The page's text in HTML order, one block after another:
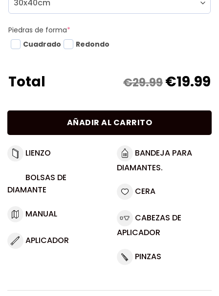
Piedras de forma*
Cuadrado
Redondo
Total €29.99€19.99
AÑADIR AL CARRITO
LIENZO
BOLSAS DE
DIAMANTE
MANUAL
APLICADOR
BANDEJA PARA
DIAMANTES.
CERA
CABEZAS DE
APLICADOR
PINZAS